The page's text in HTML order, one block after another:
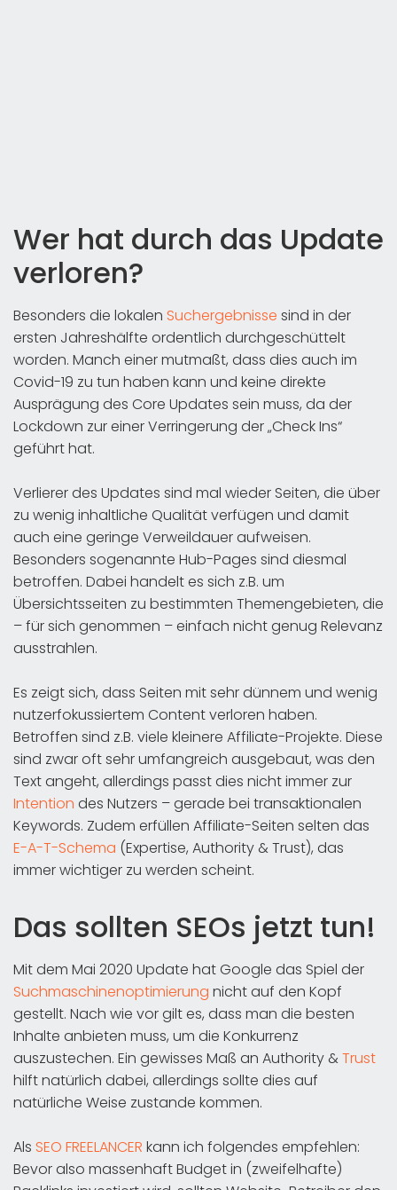
Wer hat durch das Update
verloren?
Besonders die lokalen Suchergebnisse sind in der
ersten Jahreshälfte ordentlich durchgeschüttelt
worden. Manch einer mutmaßt, dass dies auch im
Covid-19 zu tun haben kann und keine direkte
Ausprägung des Core Updates sein muss, da der
Lockdown zur einer Verringerung der „Check Ins“
geführt hat.
Verlierer des Updates sind mal wieder Seiten, die über
zu wenig inhaltliche Qualität verfügen und damit
auch eine geringe Verweildauer aufweisen.
Besonders sogenannte Hub-Pages sind diesmal
betroffen. Dabei handelt es sich z.B. um
Übersichtsseiten zu bestimmten Themengebieten, die
– für sich genommen – einfach nicht genug Relevanz
ausstrahlen.
Es zeigt sich, dass Seiten mit sehr dünnem und wenig
nutzerfokussiertem Content verloren haben.
Betroffen sind z.B. viele kleinere Affiliate-Projekte. Diese
sind zwar oft sehr umfangreich ausgebaut, was den
Text angeht, allerdings passt dies nicht immer zur
Intention des Nutzers – gerade bei transaktionalen
Keywords. Zudem erfüllen Affiliate-Seiten selten das
E-A-T-Schema (Expertise, Authority & Trust), das
immer wichtiger zu werden scheint.
Das sollten SEOs jetzt tun!
Mit dem Mai 2020 Update hat Google das Spiel der
Suchmaschinenoptimierung nicht auf den Kopf
gestellt. Nach wie vor gilt es, dass man die besten
Inhalte anbieten muss, um die Konkurrenz
auszustechen. Ein gewisses Maß an Authority &Trust
hilft natürlich dabei, allerdings sollte dies auf
natürliche Weise zustande kommen.
Als SEO FREELANCER kann ich folgendes empfehlen:
Bevor also massenhaft Budget in (zweifelhafte)